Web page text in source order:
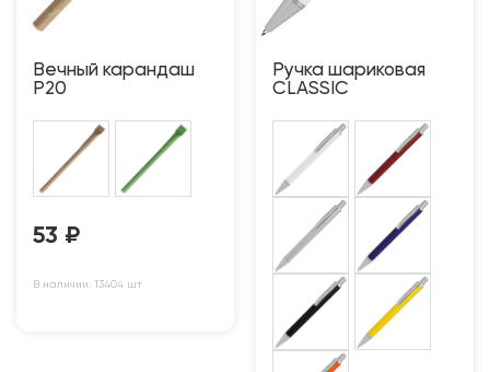
Вечный карандаш
P20
53 ₽
В наличии: 13404 шт
Ручка шариковая
CLASSIC